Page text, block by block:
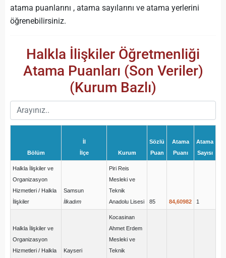
atama puanlarını , atama sayılarını ve atama yerlerini
öğrenebilirsiniz.
Halkla İlişkiler Öğretmenliği
Atama Puanları (Son Veriler)
(Kurum Bazlı)
Bölüm
İl
İlçe
Kurum
Sözlü
Puan
Atama
Puanı
Atama
Sayısı
Halkla İlişkiler ve
Organizasyon
Hizmetleri / Halkla
İlişkiler
Samsun
İlkadım
Piri Reis
Mesleki ve
Teknik
Anadolu Lisesi
85 84,60982 1
Halkla İlişkiler ve
Organizasyon
Hizmetleri / Halkla
Kayseri
Kocasinan
Ahmet Erdem
Mesleki ve
Teknik